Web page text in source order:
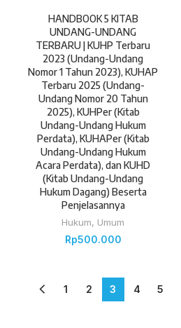
HANDBOOK 5 KITAB
UNDANG-UNDANG
TERBARU | KUHP Terbaru
2023 (Undang-Undang
Nomor 1 Tahun 2023), KUHAP
Terbaru 2025 (Undang-
Undang Nomor 20 Tahun
2025), KUHPer (Kitab
Undang-Undang Hukum
Perdata), KUHAPer (Kitab
Undang-Undang Hukum
Acara Perdata), dan KUHD
(Kitab Undang-Undang
Hukum Dagang) Beserta
Penjelasannya
Hukum, Umum
Rp500.000
1 2 3 4 5